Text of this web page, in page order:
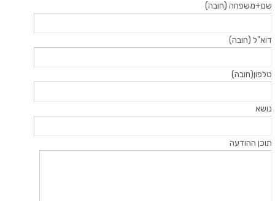
שם+משפחה (חובה)
דוא"ל (חובה)
טלפון(חובה)
נושא
תוכן ההודעה